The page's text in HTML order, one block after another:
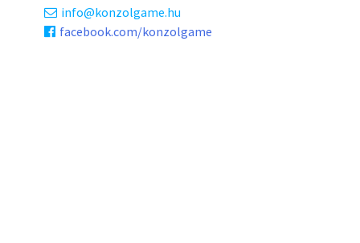
info
konzolgame.hu
facebook.com/konzolgame